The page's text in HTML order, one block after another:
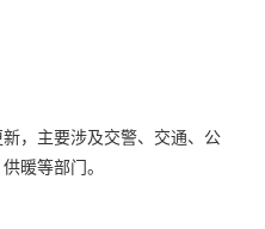
，主要涉及交警、交通、公
暖等部门。